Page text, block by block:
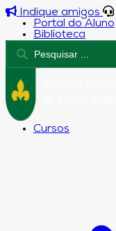
Indique amigos
Portal do Aluno
Biblioteca
Cursos